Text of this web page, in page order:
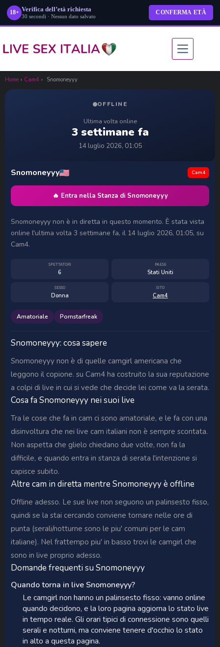
18+ Verifica dell’età richiesta
30 secondi · Nessun dato salvato
CONFERMA ETÀ
contenuto
Home › Cam4 › Snomoneyyy
OFFLINE
Ultima volta online
3 settimane fa
14 luglio 2026, 01:05
Snomoneyyy Cam4
🔥 Entra nella Stanza di Snomoneyyy
Snomoneyyy non è in diretta in questo momento. È stata vista
online l'ultima volta 3 settimane fa, il 14 luglio 2026, 01:05, su
Cam4.
SPETTATORI
6
PAESE
Stati Uniti
SESSO
Donna
SITO
Cam4
Amatoriale Pornstarfreak
Snomoneyyy: cosa sapere
Snomoneyyy non è di quelle camgirl americana che
leggono il copione. su Cam4 ha costruito la sua reputazione
a colpi di live in cui si vede che decide lei come va la serata.
Cosa fa Snomoneyyy nei suoi live
Tra le cose che fa in cam ci sono amatoriale, e le fa con una
disinvoltura che nei live cam italiani non è sempre scontata.
Non aspetta che glielo chiedano due volte, non fa la
difficile, e quando entra in stanza di serata l'intenzione si
capisce subito.
Altre cam in diretta mentre Snomoneyyy è offline
Offline adesso. Le sue live non seguono un palinsesto fisso,
quindi se la stai cercando conviene tornare nelle ore di
punta (serali/notturne sono le piu' comuni per le cam
italiane). Nel frattempo piu' in basso trovi le camgirl che
sono in live proprio adesso.
Domande frequenti su Snomoneyyy
Quando torna in live Snomoneyyy?
Le camgirl non hanno un palinsesto fisso: vanno online
quando decidono, e la loro pagina aggiorna lo stato live
in tempo reale. Gli orari tipici di connessione sono quelli
serali e notturni, ma conviene tenere d'occhio lo stato
in alto a questa pagina.